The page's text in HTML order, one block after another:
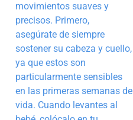
movimientos suaves y
precisos. Primero,
asegúrate de siempre
sostener su cabeza y cuello,
ya que estos son
particularmente sensibles
en las primeras semanas de
vida. Cuando levantes al